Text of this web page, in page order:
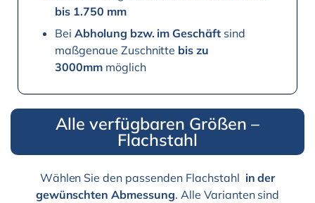
bis 1.750 mm
Bei Abholung bzw. im Geschäft sind
maßgenaue Zuschnitte bis zu
3000mmmöglich
Alle verfügbaren Größen –
Flachstahl
Wählen Sie den passenden Flachstahl in der
gewünschten Abmessung. Alle Varianten sind